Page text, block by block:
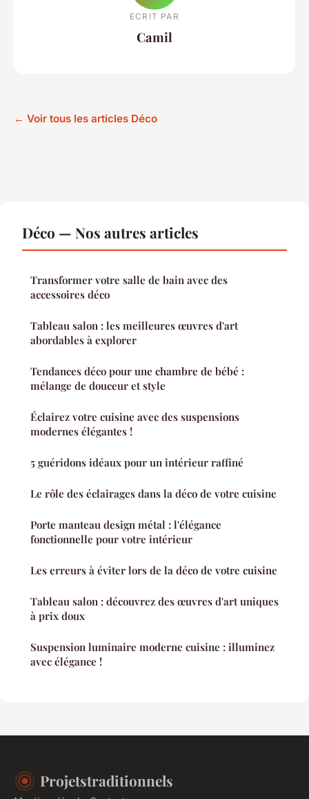
ECRIT PAR
Camil
← Voir tous les articles Déco
Déco — Nos autres articles
Transformer votre salle de bain avec des
accessoires déco
Tableau salon : les meilleures œuvres d'art
abordables à explorer
Tendances déco pour une chambre de bébé :
mélange de douceur et style
Éclairez votre cuisine avec des suspensions
modernes élégantes !
5 guéridons idéaux pour un intérieur raffiné
Le rôle des éclairages dans la déco de votre cuisine
Porte manteau design métal : l'élégance
fonctionnelle pour votre intérieur
Les erreurs à éviter lors de la déco de votre cuisine
Tableau salon : découvrez des œuvres d'art uniques
à prix doux
Suspension luminaire moderne cuisine : illuminez
avec élégance !
Projetstraditionnels